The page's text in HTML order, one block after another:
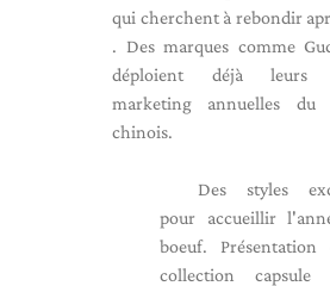
qui cherchent à rebondir
. Des marques comme
déploient déjà leurs
marketing annuelles du
chinois.
Des styles
pour accueillir
boeuf.
collection capsule